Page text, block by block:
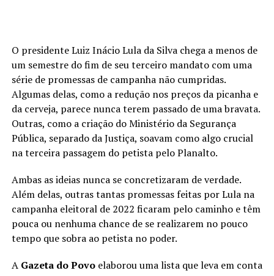
O presidente Luiz Inácio Lula da Silva chega a menos de
um semestre do fim de seu terceiro mandato com uma
série de promessas de campanha não cumpridas.
Algumas delas, como a redução nos preços da picanha e
da cerveja, parece nunca terem passado de uma bravata.
Outras, como a criação do Ministério da Segurança
Pública, separado da Justiça, soavam como algo crucial
na terceira passagem do petista pelo Planalto.
Ambas as ideias nunca se concretizaram de verdade.
Além delas, outras tantas promessas feitas por Lula na
campanha eleitoral de 2022 ficaram pelo caminho e têm
pouca ou nenhuma chance de se realizarem no pouco
tempo que sobra ao petista no poder.
A Gazeta do Povoelaborou uma lista que leva em conta